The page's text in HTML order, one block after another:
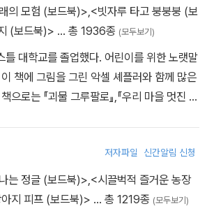
과자를 내놓으라고 위협한다. 토끼나 개미
자는커녕 당장 먹을 풀과 열매가 조금 있을
찍찍이는 그것마저 몽땅 가져가 버린다.
고약해져 거미한테서 파리를 빼앗고, 자기
찍이는 오리에게 솔깃한 이야기를 듣는다.
기의 동굴에 과자랑 빵을 잔뜩 쌓아 놓고 살
의 모험 (보드북)>,<빗자루 타고 붕붕붕 (보
(보드북)> … 총 1936종 (모두보기)
틀 대학교를 졸업했다. 어린이를 위한 노랫말
책에 그림을 그린 악셀 셰플러와 함께 많은
으로는 『괴물 그루팔로』,『우리 마을 멋진 거
저자파일 신간알림 신청
는 정글 (보드북)>,<시끌벅적 즐거운 농장
지 피프 (보드북)> … 총 1219종 (모두보기)